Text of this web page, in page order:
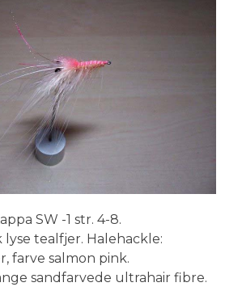
SW -1 str. 4-8.
lyse tealfjer. Halehackle:
farve salmon pink.
sandfarvede ultrahair fibre.